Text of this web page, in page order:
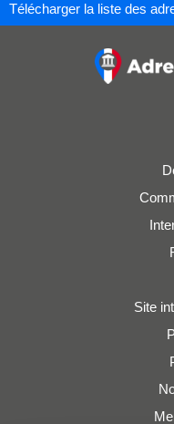
Télécharger la liste des
Site